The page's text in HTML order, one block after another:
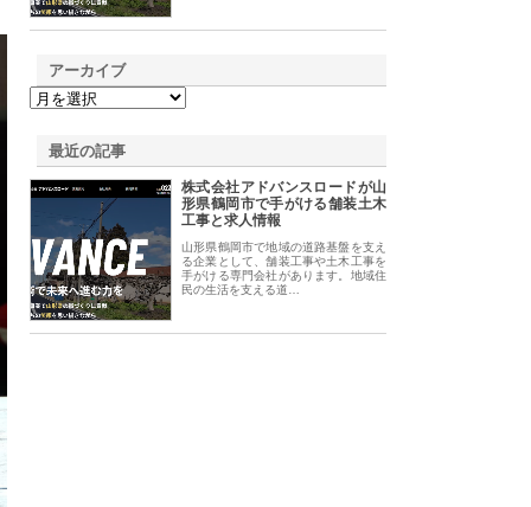
アーカイブ
最近の記事
株式会社アドバンスロードが山
形県鶴岡市で手がける舗装土木
工事と求人情報
山形県鶴岡市で地域の道路基盤を支え
る企業として、舗装工事や土木工事を
手がける専門会社があります。地域住
民の生活を支える道…